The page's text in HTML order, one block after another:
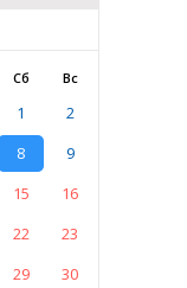
Сб Вс
1
2
8
9
15
16
22
23
29
30